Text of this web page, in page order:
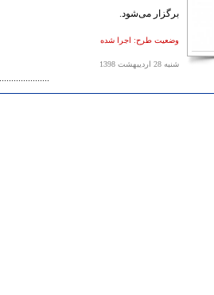
برگزار می‌شود.
وضعیت طرح: اجرا شده
شنبه 28 اردیبهشت 1398